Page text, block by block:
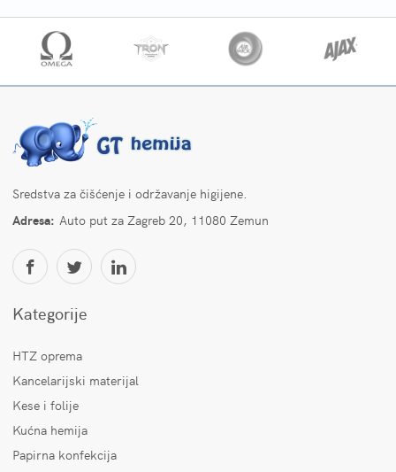
Sredstva za čišćenje i održavanje higijene.
Adresa: Auto put za Zagreb 20, 11080 Zemun
Kategorije
HTZ oprema
Kancelarijski materijal
Kese i folije
Kućna hemija
Papirna konfekcija